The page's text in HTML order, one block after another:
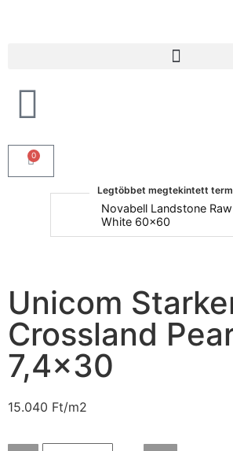
0
Legtöbbet megtekintett
Novabell Landstone Raw
White 60x60
Unicom
Crossland
7,4×30
15.040 Ft/m2